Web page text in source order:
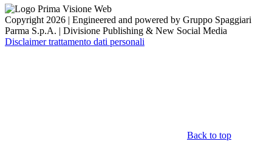
Copyright 2026 | Engineered and powered by Gruppo Spaggiari
Parma S.p.A. | Divisione Publishing & New Social Media
Disclaimer trattamento dati personali
Back to top